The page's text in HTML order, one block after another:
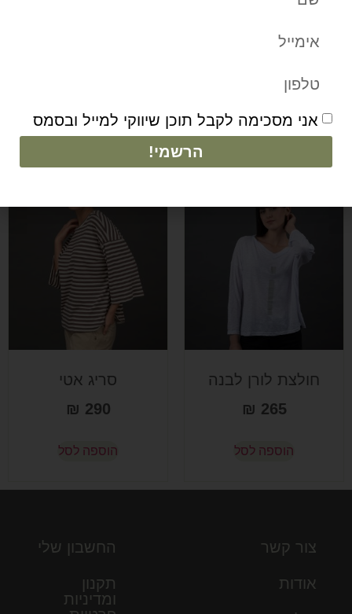
297
הוספה לסל הוספה לסל
חולצת לורן לבנה
265
₪
הוספה לסל
סריג אטי
290
₪
הוספה לסל
צור קשר
אודות
החשבון שלי
תקנון
ומדיניות
אני מסכימה לקבל תוכן שיווקי למייל ובסמס
הרשמי!